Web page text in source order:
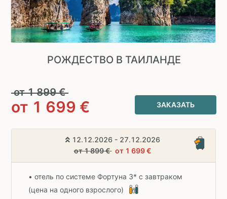
РОЖДЕСТВО В ТАИЛАНДЕ
от1 899€
от 1 699 € ЗАКАЗАТЬ
12.12.2026 - 27.12.2026
от 1 899 €от 1 699 €
• отель по системе Фортуна 3* с завтраком
(цена на одного взрослого)